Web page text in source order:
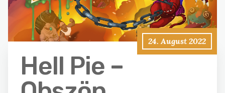
24. August 2022
Hell Pie –